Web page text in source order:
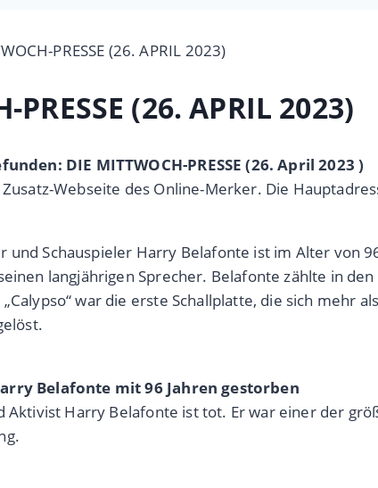
PRESSE (26. APRIL 2023)
PRESSE (26. APRIL 2023)
DIE MITTWOCH-PRESSE (26. April 2023 )
Webseite des Online-Merker. Die
und Schauspieler Harry Belafonte ist im Alter von
langjährigen Sprecher. Belafonte zählte in
war die erste Schallplatte, die sich mehr
Belafonte mit 96 Jahren gestorben
Aktivist Harry Belafonte ist tot. Er war einer der